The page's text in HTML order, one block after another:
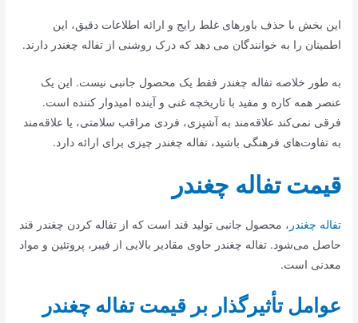
این بخش با حذف باورهای غلط رایج و ارائه اطلاعات دقیق، این
اطمینان را به خوانندگان می دهد که درک روشنی از تفاله چغندر دارند.
به طور خلاصه تفاله چغندر فقط یک محصول جانبی نیست. این یک
عنصر همه کاره و مفید با تاریخچه غنی و آینده امیدوار کننده است.
فرقی نمی‌کند علاقه‌مند به آشپزی، فردی مراقب سلامتی، یا علاقه‌مند
به تفاوت‌های فرهنگی باشید، تفاله چغندر چیزی برای ارائه دارد.
قیمت تفاله چغندر
تفاله چغندر ، محصول جانبی تولید قند است که از تفاله کردن چغندر قند
حاصل می‌شود. تفاله چغندر حاوی مقادیر بالایی از فیبر، پروتئین و مواد
معدنی است.
عوامل تأثیرگذار بر قیمت تفاله چغندر